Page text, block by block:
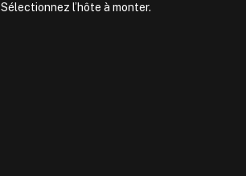
Sélectionnez l’hôte à monter.